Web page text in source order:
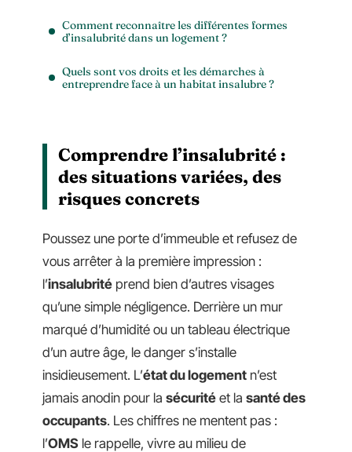
Comment reconnaître les différentes formes
d’insalubrité dans un logement ?
Quels sont vos droits et les démarches à
entreprendre face à un habitat insalubre ?
Comprendre l’insalubrité :
des situations variées, des
risques concrets
Poussez une porte d’immeuble et refusez de
vous arrêter à la première impression :
l’insalubrité prend bien d’autres visages
qu’une simple négligence. Derrière un mur
marqué d’humidité ou un tableau électrique
d’un autre âge, le danger s’installe
insidieusement. L’état du logement n’est
jamais anodin pour la sécurité et la santé des
occupants. Les chiffres ne mentent pas :
l’OMS le rappelle, vivre au milieu de